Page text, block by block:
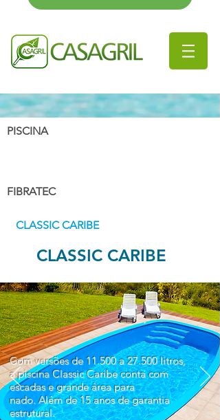
PISCINA
FIBRATEC
CLASSIC CARIBE
CLASSIC CARIBE
Com versões de 11.500 a 27.500 litros,
a piscina Classic Caribe conta com
escadas egrande área para
nado.Além de 15 anos de garantia
estrutural.